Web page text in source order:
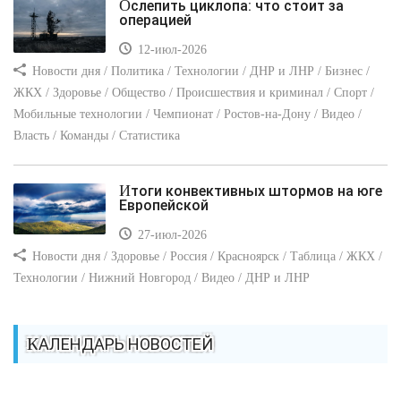
Ослепить циклопа: что стоит за
операцией
12-июл-2026
Новости дня / Политика / Технологии / ДНР и ЛНР / Бизнес /
ЖКХ / Здоровье / Общество / Происшествия и криминал / Спорт /
Мобильные технологии / Чемпионат / Ростов-на-Дону / Видео /
Власть / Команды / Статистика
Итоги конвективных штормов на юге
Европейской
27-июл-2026
Новости дня / Здоровье / Россия / Красноярск / Таблица / ЖКХ /
Технологии / Нижний Новгород / Видео / ДНР и ЛНР
КАЛЕНДАРЬ НОВОСТЕЙ